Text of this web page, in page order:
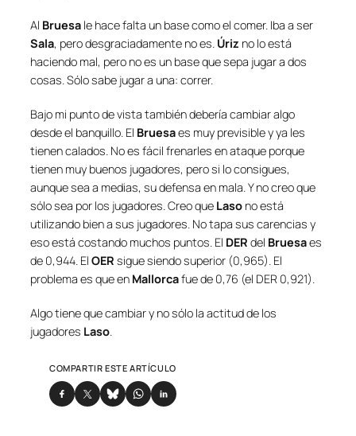
Al Bruesa le hace falta un base como el comer. Iba a ser
Sala, pero desgraciadamente no es. Úriz no lo está
haciendo mal, pero no es un base que sepa jugar a dos
cosas. Sólo sabe jugar a una: correr.
Bajo mi punto de vista también debería cambiar algo
desde el banquillo. El Bruesaes muy previsible y ya les
tienen calados. No es fácil frenarles en ataque porque
tienen muy buenos jugadores, pero si lo consigues,
aunque sea a medias, su defensa en mala. Y no creo que
sólo sea por los jugadores. Creo que Laso no está
utilizando bien a sus jugadores. No tapa sus carencias y
eso está costando muchos puntos. El DER del Bruesaes
de 0,944. El OER sigue siendo superior (0,965). El
problema es que en Mallorcafue de 0,76 (el DER 0,921).
Algo tiene que cambiar y no sólo la actitud de los
jugadores Laso.
COMPARTIR ESTE ARTÍCULO